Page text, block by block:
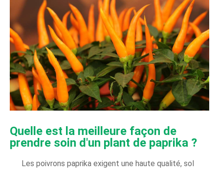
Quelle est la meilleure façon de
prendre soin d'un plant de paprika ?
Les poivrons paprika exigent une haute qualité, sol